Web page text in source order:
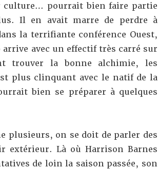
pourrait bien faire partie
Il en avait marre de perdre à
la terrifiante conférence Ouest,
avec un effectif très carré sur
trouver la bonne alchimie, les
plus clinquant avec le natif de la
bien se préparer à quelques
plusieurs, on se doit de parler des
extérieur. Là où Harrison Barnes
de loin la saison passée, son